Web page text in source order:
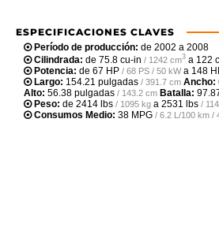
ESPECIFICACIONES CLAVES
Período de producción: de 2002 a 2008
Cilindrada: de 75.8 cu-in / 1242 cm3 a 122
Potencia: de 67 HP / 68 PS / 50 kWa 148
Largo: 154.21 pulgadas / 391.7 cm Ancho:
Alto: 56.38 pulgadas / 143.2 cm Batalla:
Peso: de 2414 lbs / 1095 kg a 2531 lbs /
Consumos Medio: 38 MPG / 6.2 L/100 km /